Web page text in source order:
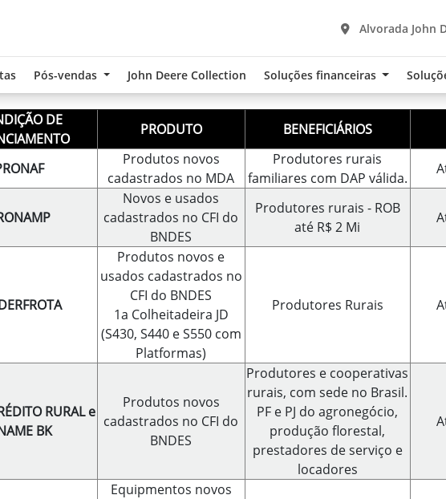
Alvorada John
Pós-vendas John Deere Collection Soluções financeiras
DE
PRODUTO BENEFICIÁRIOS
Produtos novos
cadastrados no MDA
Produtores rurais
familiares com DAP válida.
Novos e usados
cadastrados no CFI do
BNDES
Produtores rurais - ROB
até R$ 2 Mi
Produtos novos e
usados cadastrados no
CFI do BNDES
1a Colheitadeira JD
(S430, S440 e S550 com
Platformas)
Produtores Rurais
RURAL e
BK
Produtos novos
cadastrados no CFI do
BNDES
Produtores e cooperativas
rurais, com sede no Brasil.
PF e PJ do agronegócio,
produção florestal,
prestadores de serviço e
locadores
Equipmentos novos